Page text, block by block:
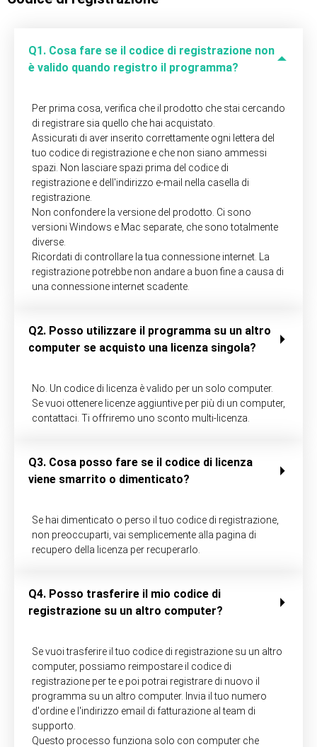
Q1. Cosa fare se il codice di registrazione non
è valido quando registro il programma?
Per prima cosa, verifica che il prodotto che stai cercando
di registrare sia quello che hai acquistato.
Assicurati di aver inserito correttamente ogni lettera del
tuo codice di registrazione e che non siano ammessi
spazi. Non lasciare spazi prima del codice di
registrazione e dell'indirizzo e-mail nella casella di
registrazione.
Non confondere la versione del prodotto. Ci sono
versioni Windows e Mac separate, che sono totalmente
diverse.
Ricordati di controllare la tua connessione internet. La
registrazione potrebbe non andare a buon fine a causa di
una connessione internet scadente.
Q2. Posso utilizzare il programma su un altro
computer se acquisto una licenza singola?
No. Un codice di licenza è valido per un solo computer.
Se vuoi ottenere licenze aggiuntive per più di un computer,
contattaci. Ti offriremo uno sconto multi-licenza.
Q3. Cosa posso fare se il codice di licenza
viene smarrito o dimenticato?
Se hai dimenticato o perso il tuo codice di registrazione,
non preoccuparti, vai semplicemente alla pagina di
recupero della licenza per recuperarlo.
Q4. Posso trasferire il mio codice di
registrazione su un altro computer?
Se vuoi trasferire il tuo codice di registrazione su un altro
computer, possiamo reimpostare il codice di
registrazione per te e poi potrai registrare di nuovo il
programma su un altro computer. Invia il tuo numero
d'ordine e l'indirizzo email di fatturazione al team di
supporto.
Questo processo funziona solo con computer che